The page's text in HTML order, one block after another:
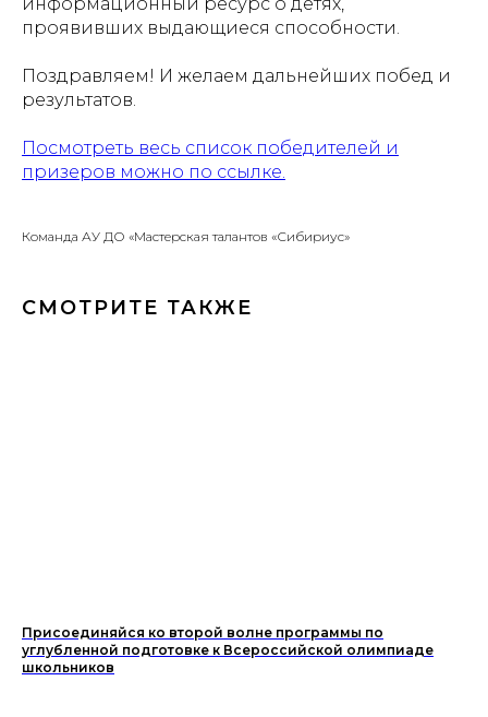
информационный ресурс о детях,
проявивших выдающиеся способности.
Поздравляем! И желаем дальнейших побед и
результатов.
Посмотреть весь список победителей и
призеров можно по ссылке.
Команда АУ ДО «Мастерская талантов «Сибириус»
СМОТРИТЕ ТАКЖЕ
Присоединяйся ко второй волне программы по
углубленной подготовке к Всероссийской олимпиаде
школьников